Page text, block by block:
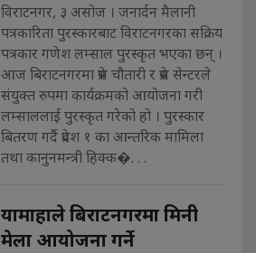
विराटनगर, ३ असोज । जनार्दन मैलानी
पत्रकारिता पुरस्कारबाट विराटनगरका सक्रिय
पत्रकार गणेश लम्साल पुरस्कृत भएका छन् ।
आज बिराटनगरमा प्रेस चौतारी र प्रेस सेन्टरले
संयुक्त रुपमा कार्यक्रमको आयोजना गरी
लम्साललाई पुरस्कृत गरेको हो । पुरस्कार
बितरण गर्दै प्रदेश १ का आन्तरिक मामिला
तथा कानुनमन्त्री हिक्क�. . .
यामाहाले बिराटनगरमा मिनी
मेला आयोजना गर्ने